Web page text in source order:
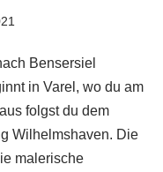
Bensersiel
in Varel, wo du am
folgst du dem
Wilhelmshaven. Die
malerische